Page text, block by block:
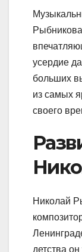
усердие
больших
из самых
своего
Николай
детства